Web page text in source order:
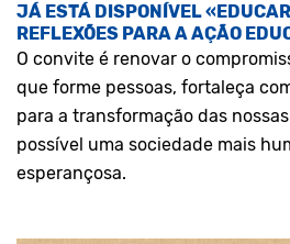
JÁ ESTÁ DISPONÍVEL
REFLEXÕES PARA A AÇÃO
O convite é renovar o
que forme pessoas, fortaleça
para a transformação das
possível uma sociedade mais
esperançosa.